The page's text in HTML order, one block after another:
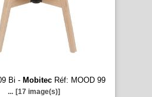
Bi - MobitecRéf: MOOD 99
... [17 image(s)]